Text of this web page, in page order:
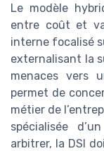
Le modèle
entre coût et
interne focalisé
externalisant la
menaces vers
permet de
métier de
spécialisée
arbitrer, la DSI